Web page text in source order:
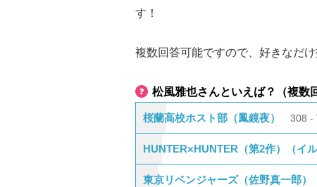
す！
複数回答可能ですので、好きなだ
松風雅也さんといえば？（複数
桜蘭高校ホスト部（鳳鏡夜） 308
HUNTER×HUNTER（第2作）（イ
東京リベンジャーズ（佐野真一郎）